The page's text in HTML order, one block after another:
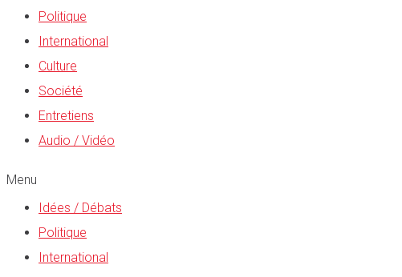
Politique
International
Culture
Société
Entretiens
Audio / Vidéo
Menu
Idées / Débats
Politique
International